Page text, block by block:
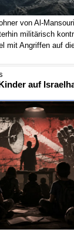
von Al-
militärisch
mit Angriffen auf
auf